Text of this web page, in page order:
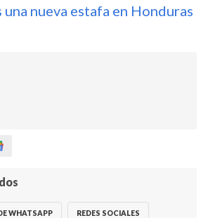
nueva estafa en Honduras
WHATSAPP REDES SOCIALES